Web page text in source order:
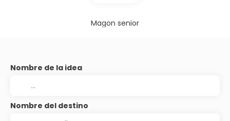
Magon senior
Nombre de la idea
Nombre del destino